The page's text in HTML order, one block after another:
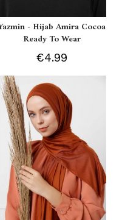
- Hijab Amira Cocoa
Ready To Wear
€4.99